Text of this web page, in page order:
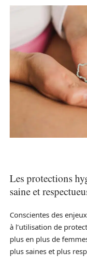
Les protections
saine et
Conscientes des
à l’utilisation de
plus en plus de
plus saines et plus